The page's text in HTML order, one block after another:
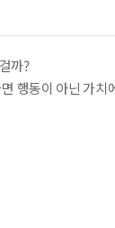
까?
행동이 아닌 가치